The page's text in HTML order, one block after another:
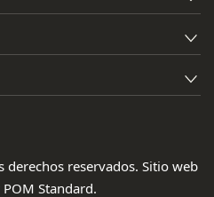
derechos reservados. Sitio web
POM Standard.